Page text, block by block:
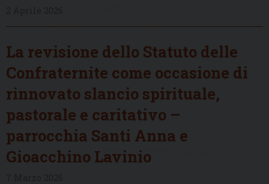
La revisione dello Statuto delle
Confraternite come occasione di
rinnovato slancio spirituale,
pastorale e caritativo –
parrocchia Santi Anna e
Gioacchino Lavinio